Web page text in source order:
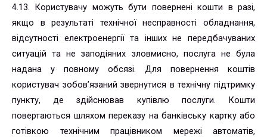
4.13. Користувачу можуть бути повернені кошти в разі,
якщо в результаті технічної несправності обладнання,
відсутності електроенергії та інших не передбачуваних
ситуацій та не заподіяних зловмисно, послуга не була
надана у повному обсязі. Для повернення коштів
користувач зобов’язаний звернутися в технічну підтримку
пункту, де здійснював купівлю послуги. Кошти
повертаються шляхом переказу на банківську картку або
готівкою технічним працівником мережі автоматів,